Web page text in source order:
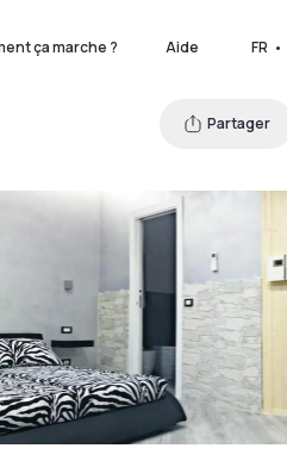
ça marche ? Aide FR •
Partager